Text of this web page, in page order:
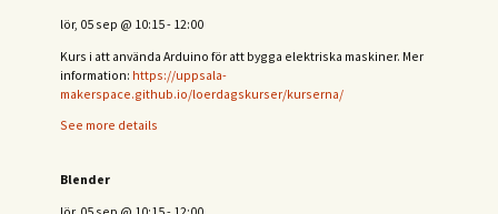
lör, 05 sep @ 10:15- 12:00
Kurs i att använda Arduino för att bygga elektriska maskiner. Mer
information: https://uppsala-
makerspace.github.io/loerdagskurser/kurserna/
See more details
Blender